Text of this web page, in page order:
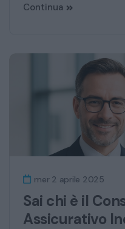
Continua
mer 2 aprile 2025
Sai chi è il
Assicurativo